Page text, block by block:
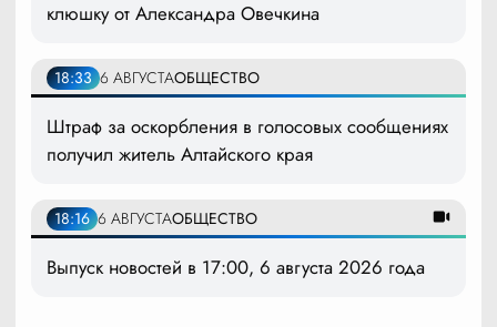
клюшку от Александра Овечкина
18:33 6 АВГУСТАОБЩЕСТВО
Штраф за оскорбления в голосовых сообщениях
получил житель Алтайского края
18:16 6 АВГУСТАОБЩЕСТВО
Выпуск новостей в 17:00, 6 августа 2026 года